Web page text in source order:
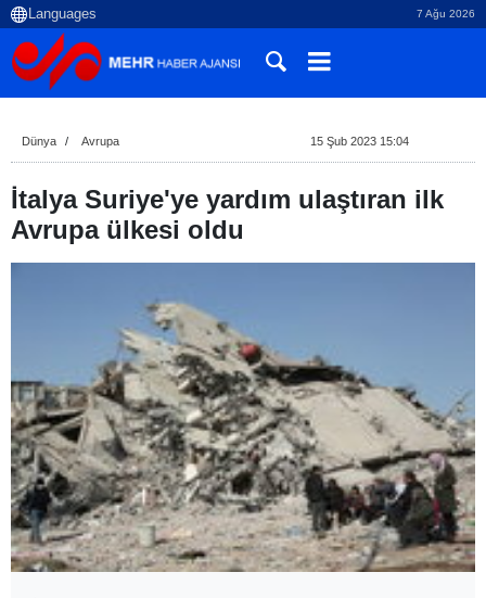
7 Ağu 2026
Dünya Avrupa 15 Şub 2023 15:04
İtalya Suriye'ye yardım ulaştıran ilk
Avrupa ülkesi oldu